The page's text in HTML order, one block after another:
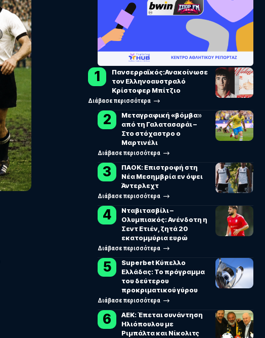
Πανσερραϊκός:Ανακοίνωσε
τον Ελληνοαυστραλό
Κρίστοφερ Μπίτζιο
Διάβασε περισσότερα
Μεταγραφική «βόμβα»
από τη Γαλατασαράι –
Στο στόχαστρο ο
Μαρτινέλι
Διάβασε περισσότερα
ΠΑΟΚ: Επιστροφή στη
Νέα Μεσημβρία εν όψει
Άντερλεχτ
Διάβασε περισσότερα
Νταβιτασβίλι –
Ολυμπιακός: Ανένδοτη η
Σεντ Ετιέν, ζητά 20
εκατομμύρια ευρώ
Διάβασε περισσότερα
Superbet Κύπελλο
Ελλάδας: Το πρόγραμμα
του δεύτερου
προκριματικού γύρου
Διάβασε περισσότερα
ΑΕΚ: Έπεται συνάντηση
Ηλιόπουλου με
Ριμπάλτα και Νίκολιτς